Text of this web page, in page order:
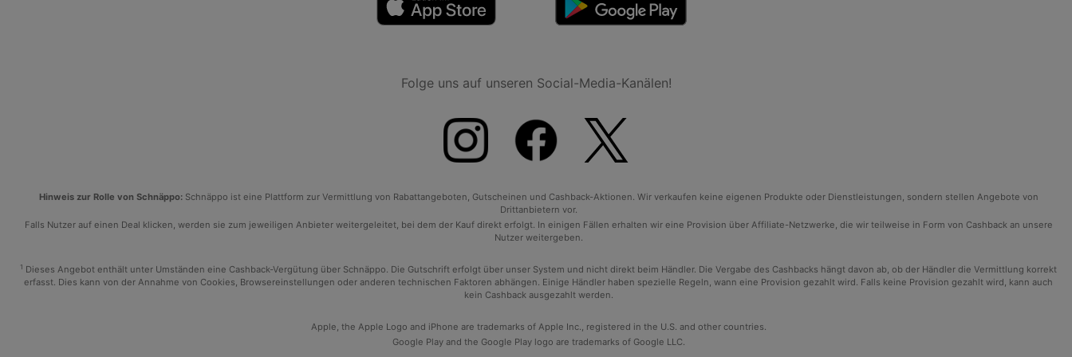
Folge uns auf unseren Social-Media-Kanälen!
Hinweis zur Rolle von Schnäppo:Schnäppo ist eine Plattform zur Vermittlung von Rabattangeboten, Gutscheinen und Cashback-Aktionen. Wir verkaufen keine eigenen Produkte oder Dienstleistungen, sondern stellen Angebote von
Drittanbietern vor.
Falls Nutzer auf einen Deal klicken, werden sie zum jeweiligen Anbieter weitergeleitet, bei dem der Kauf direkt erfolgt. In einigen Fällen erhalten wir eine Provision über Affiliate-Netzwerke, die wir teilweise in Form von Cashback an unsere
Nutzer weitergeben.
1 Dieses Angebot enthält unter Umständen eine Cashback-Vergütung über Schnäppo. Die Gutschrift erfolgt über unser System und nicht direkt beim Händler. Die Vergabe des Cashbacks hängt davon ab, ob der Händler die Vermittlung korrekt
erfasst. Dies kann von der Annahme von Cookies, Browsereinstellungen oder anderen technischen Faktoren abhängen. Einige Händler haben spezielle Regeln, wann eine Provision gezahlt wird. Falls keine Provision gezahlt wird, kann auch
kein Cashback ausgezahlt werden.
Apple, the Apple Logo and iPhone are trademarks of Apple Inc., registered in the U.S. and other countries.
Google Play and the Google Play logo are trademarks of Google LLC.